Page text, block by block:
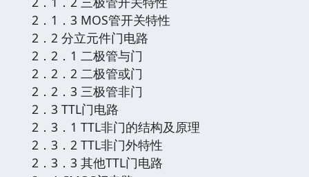
2．1．3 MOS管开关特性
2．2 分立元件门电路
2．2．1 二极管与门
2．2．2 二极管或门
2．2．3 三极管非门
2．3 TTL门电路
2．3．1 TTL非门的结构及原理
2．3．2 TTL非门外特性
2．3．3 其他TTL门电路